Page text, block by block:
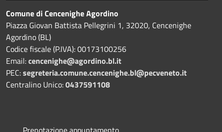
Comune di Cencenighe Agordino
Piazza Giovan Battista Pellegrini 1, 32020, Cencenighe
Agordino (BL)
Codice fiscale (P.IVA): 00173100256
Email:cencenighe@agordino.bl.it
PEC:segreteria.comune.cencenighe.bl@pecveneto.it
Centralino Unico:0437591108